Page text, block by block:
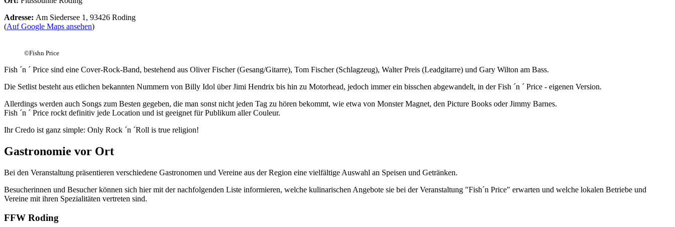
Adresse: Am Siedersee 1, 93426 Roding
(Auf Google Maps ansehen)
©Fishn Price
Fish ´n ´ Price sind eine Cover-Rock-Band, bestehend aus Oliver Fischer (Gesang/Gitarre), Tom Fischer (Schlagzeug), Walter Preis (Leadgitarre) und Gary Wilton am Bass.
Die Setlist besteht aus etlichen bekannten Nummern von Billy Idol über Jimi Hendrix bis hin zu Motorhead, jedoch immer ein bisschen abgewandelt, in der Fish ´n ´ Price - eigenen Version.
Allerdings werden auch Songs zum Besten gegeben, die man sonst nicht jeden Tag zu hören bekommt, wie etwa von Monster Magnet, den Picture Books oder Jimmy Barnes.
Fish ´n ´ Price rockt definitiv jede Location und ist geeignet für Publikum aller Couleur.
Ihr Credo ist ganz simple: Only Rock ´n ´Roll is true religion!
Gastronomie vor Ort
Bei den Veranstaltung präsentieren verschiedene Gastronomen und Vereine aus der Region eine vielfältige Auswahl an Speisen und Getränken.
Besucherinnen und Besucher können sich hier mit der nachfolgenden Liste informieren, welche kulinarischen Angebote sie bei der Veranstaltung "Fish´n Price" erwarten und welche lokalen Betriebe und
Vereine mit ihren Spezialitäten vertreten sind.
FFW Roding